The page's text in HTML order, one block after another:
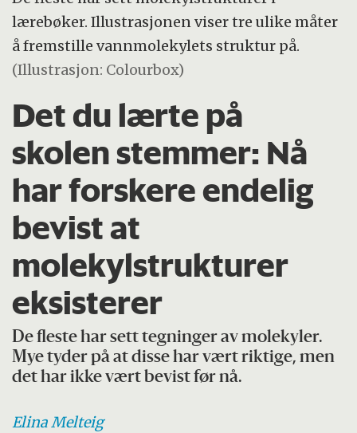
lærebøker. Illustrasjonen viser tre ulike måter
å fremstille vannmolekylets struktur på.
(Illustrasjon: Colourbox)
Det du lærte på
skolen stemmer: Nå
har forskere endelig
bevist at
molekylstrukturer
eksisterer
De fleste har sett tegninger av molekyler.
Mye tyder på at disse har vært riktige, men
det har ikke vært bevist før nå.
ElinaMelteig